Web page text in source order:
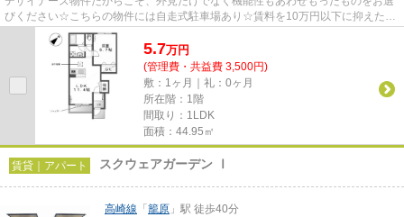
びください☆こちらの物件には自走式駐車場あり☆賃料を10万円以下に抑えたい
方におすすめです☆気になるイチ...
5.7万円
(管理費・共益費 3,500円)
敷：1ヶ月｜礼：0ヶ月
所在階：1階
間取り：1LDK
面積：44.95㎡
賃貸｜アパート スクウェアガーデン Ⅰ
高崎線 「 籠原 」駅 徒歩40分